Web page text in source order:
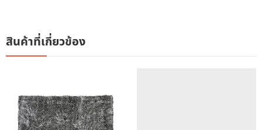
สินค้าที่เกี่ยวข้อง